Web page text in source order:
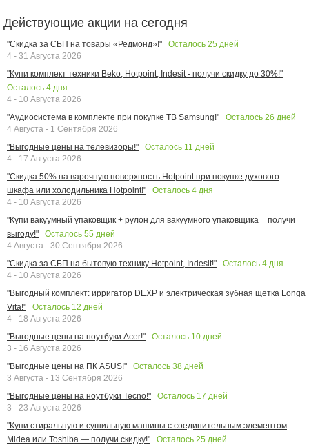
Действующие акции на сегодня
"Скидка за СБП на товары «Редмонд»!" Осталось 25 дней
4 - 31 Августа 2026
"Купи комплект техники Beko, Hotpoint, Indesit - получи скидку до 30%!"
Осталось 4 дня
4 - 10 Августа 2026
"Аудиосистема в комплекте при покупке ТВ Samsung!"
Осталось 26 дней
4 Августа - 1 Сентября 2026
"Выгодные цены на телевизоры!"
Осталось 11 дней
4 - 17 Августа 2026
"Скидка 50% на варочную поверхность Hotpoint при покупке духового
шкафа или холодильника Hotpoint!"
Осталось 4 дня
4 - 10 Августа 2026
"Купи вакуумный упаковщик + рулон для вакуумного упаковщика = получи
выгоду!"
Осталось 55 дней
4 Августа - 30 Сентября 2026
"Скидка за СБП на бытовую технику Hotpoint, Indesit!"
Осталось 4 дня
4 - 10 Августа 2026
"Выгодный комплект: ирригатор DEXP и электрическая зубная щетка Longa
Vita!"
Осталось 12 дней
4 - 18 Августа 2026
"Выгодные цены на ноутбуки Acer!"
Осталось 10 дней
3 - 16 Августа 2026
"Выгодные цены на ПК ASUS!"
Осталось 38 дней
3 Августа - 13 Сентября 2026
"Выгодные цены на ноутбуки Tecno!"
Осталось 17 дней
3 - 23 Августа 2026
"Купи стиральную и сушильную машины с соединительным элементом
Midea или Toshiba — получи скидку!"
Осталось 25 дней